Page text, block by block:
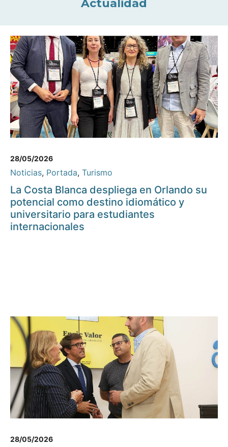
Actualidad
28/05/2026
Noticias, Portada, Turismo
La Costa Blanca despliega en Orlando su
potencial como destino idiomático y
universitario para estudiantes
internacionales
28/05/2026